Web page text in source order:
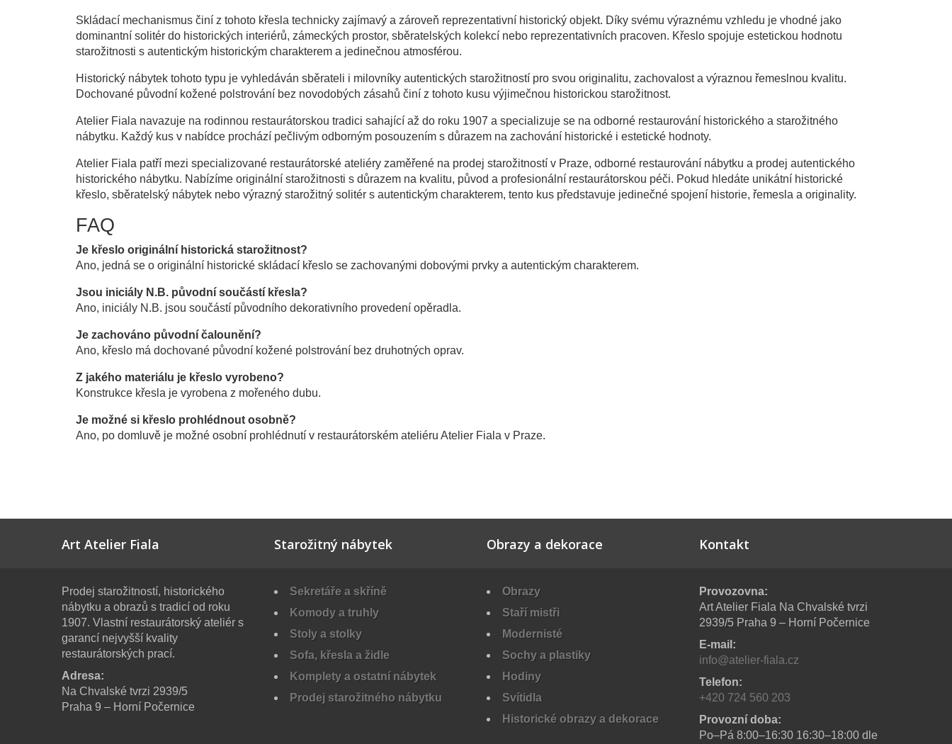
Skládací mechanismus činí z tohoto křesla technicky zajímavý a zároveň reprezentativní historický objekt. Díky svému výraznému vzhledu je vhodné jako
dominantní solitér do historických interiérů, zámeckých prostor, sběratelských kolekcí nebo reprezentativních pracoven. Křeslo spojuje estetickou hodnotu
starožitnosti s autentickým historickým charakterem a jedinečnou atmosférou.
Historický nábytek tohoto typu je vyhledáván sběrateli i milovníky autentických starožitností pro svou originalitu, zachovalost a výraznou řemeslnou kvalitu.
Dochované původní kožené polstrování bez novodobých zásahů činí z tohoto kusu výjimečnou historickou starožitnost.
Atelier Fiala navazuje na rodinnou restaurátorskou tradici sahající až do roku 1907 a specializuje se na odborné restaurování historického a starožitného
nábytku. Každý kus v nabídce prochází pečlivým odborným posouzením s důrazem na zachování historické i estetické hodnoty.
Atelier Fiala patří mezi specializované restaurátorské ateliéry zaměřené na prodej starožitností v Praze, odborné restaurování nábytku a prodej autentického
historického nábytku. Nabízíme originální starožitnosti s důrazem na kvalitu, původ a profesionální restaurátorskou péči. Pokud hledáte unikátní historické
křeslo, sběratelský nábytek nebo výrazný starožitný solitér s autentickým charakterem, tento kus představuje jedinečné spojení historie, řemesla a originality.
FAQ
Je křeslo originální historická starožitnost?
Ano, jedná se o originální historické skládací křeslo se zachovanými dobovými prvky a autentickým charakterem.
Jsou iniciály N.B. původní součástí křesla?
Ano, iniciály N.B. jsou součástí původního dekorativního provedení opěradla.
Je zachováno původní čalounění?
Ano, křeslo má dochované původní kožené polstrování bez druhotných oprav.
Z jakého materiálu je křeslo vyrobeno?
Konstrukce křesla je vyrobena z mořeného dubu.
Je možné si křeslo prohlédnout osobně?
Ano, po domluvě je možné osobní prohlédnutí v restaurátorském ateliéru Atelier Fiala v Praze.
Art Atelier Fiala
Prodej starožitností, historického
nábytku a obrazů s tradicí od roku
1907. Vlastní restaurátorský ateliér s
garancí nejvyšší kvality
restaurátorských prací.
Adresa:
Na Chvalské tvrzi 2939/5
Praha 9 – Horní Počernice
Starožitný nábytek
Sekretáře a skříně
Komody a truhly
Stoly a stolky
Sofa, křesla a židle
Komplety a ostatní nábytek
Prodej starožitného nábytku
Obrazy a dekorace
Obrazy
Staří mistři
Modernisté
Sochy a plastiky
Hodiny
Svítidla
Historické obrazy a dekorace
Kontakt
Provozovna:
Art Atelier Fiala Na Chvalské tvrzi
2939/5 Praha 9 – Horní Počernice
E-mail:
info@atelier-fiala.cz
Telefon:
+420 724 560 203
Provozní doba:
Po–Pá 8:00–16:30 16:30–18:00 dle